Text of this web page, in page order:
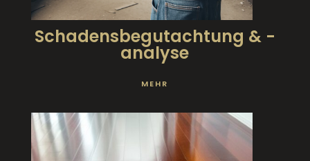
Schadensbegutachtung & -
analyse
MEHR